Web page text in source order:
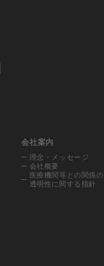
会社案内
理念・メッセージ
会社概要
医療機関等との 関係の
透明性に 関する指針